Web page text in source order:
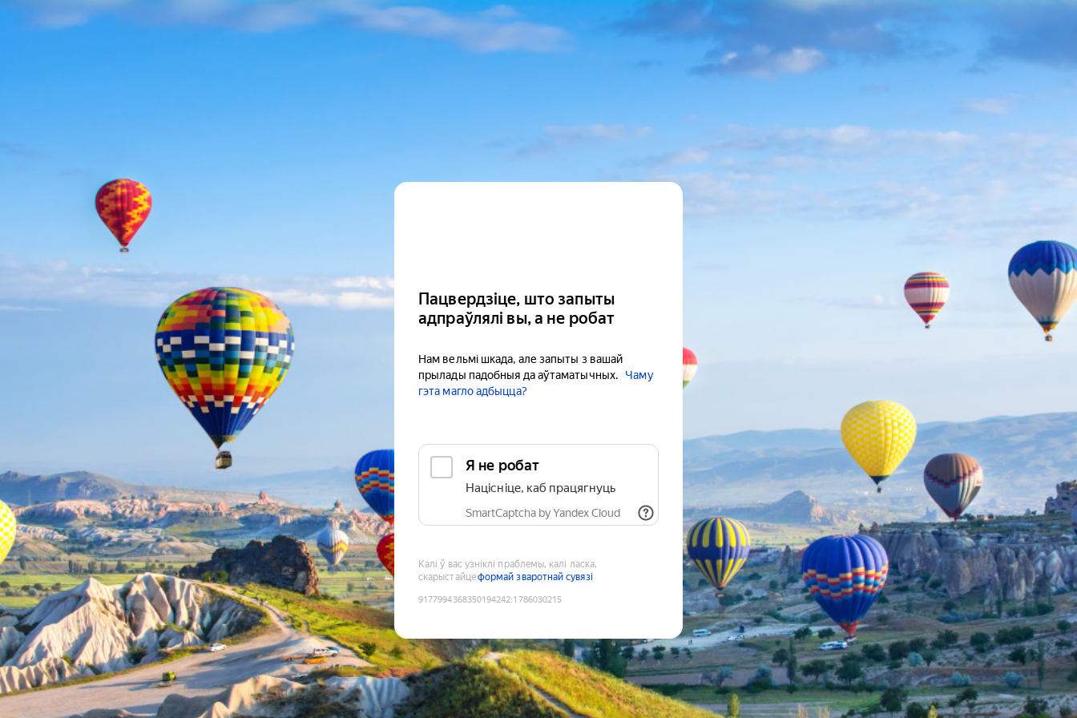
Пацвердзіце, што запыты
адпраўлялі вы, а не робат
Нам вельмі шкада, але запыты з вашай
прылады падобныя да аўтаматычных.
Чаму
гэта магло адбыцца?
Я не робат
Націсніце, каб працягнуць
SmartCaptcha by Yandex Cloud
Калі ў вас узніклі праблемы, калі ласка,
скарыстайцеформай зваротнай сувязі
9177994368350194242:1786030215